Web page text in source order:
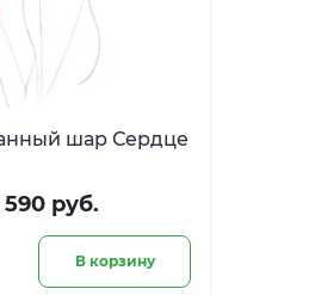
шар Сердце
590 руб.
В корзину